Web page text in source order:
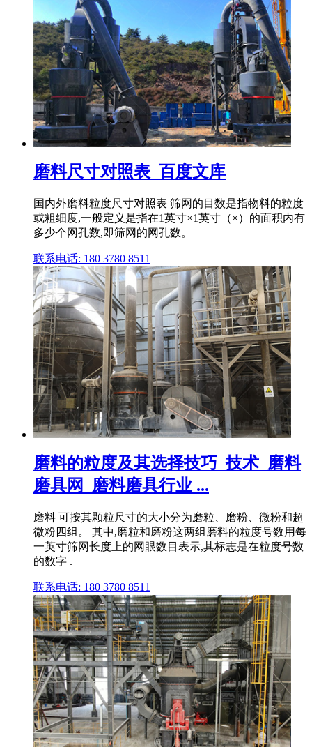
磨料尺寸对照表_百度文库
国内外磨料粒度尺寸对照表 筛网的目数是指物料的粒度
或粗细度,一般定义是指在1英寸×1英寸（×）的面积内有
多少个网孔数,即筛网的网孔数。
联系电话: 180 3780 8511
磨料的粒度及其选择技巧_技术_磨料
磨具网_磨料磨具行业 ...
磨料 可按其颗粒尺寸的大小分为磨粒、磨粉、微粉和超
微粉四组。 其中,磨粒和磨粉这两组磨料的粒度号数用每
一英寸筛网长度上的网眼数目表示,其标志是在粒度号数
的数字 .
联系电话: 180 3780 8511